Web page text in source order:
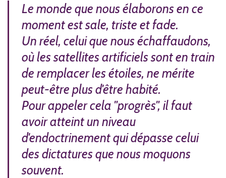
Le monde que nous élaborons en ce
moment est sale, triste et fade.
Un réel, celui que nous échaffaudons,
où les satellites artificiels sont en train
de remplacer les étoiles, ne mérite
peut-être plus d'être habité.
Pour appeler cela "progrès", il faut
avoir atteint un niveau
d'endoctrinement qui dépasse celui
des dictatures que nous moquons
souvent.